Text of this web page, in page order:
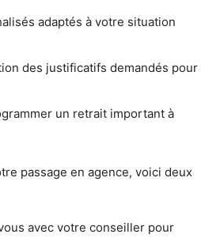
adaptés à votre situation
des justificatifs demandés pour
un retrait important à
passage en agence, voici deux
avec votre conseiller pour